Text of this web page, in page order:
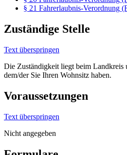
§ 21 Fahrerlaubnis-Verordnung
Zuständige Stelle
Text überspringen
Die Zuständigkeit liegt beim Landkreis
dem/der Sie Ihren Wohnsitz haben.
Voraussetzungen
Text überspringen
Nicht angegeben